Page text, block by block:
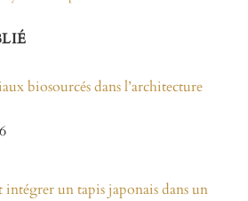
biosourcés dans l’architecture
un tapis japonais dans un